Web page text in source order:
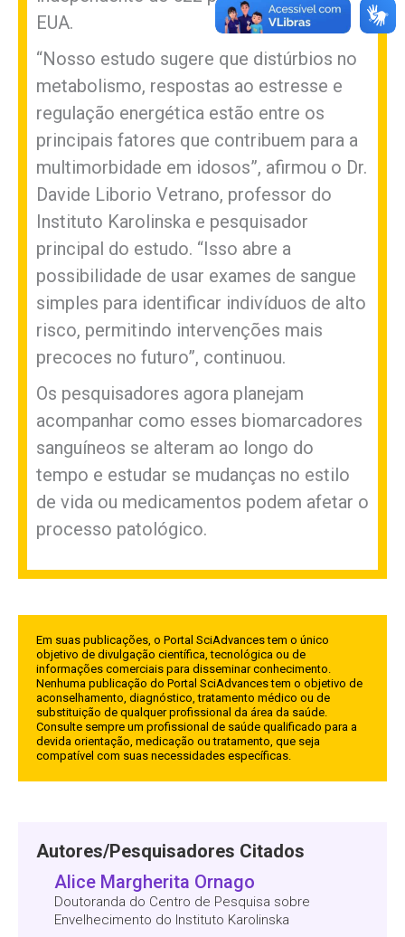
EUA.
“Nosso estudo sugere que distúrbios no
metabolismo, respostas ao estresse e
regulação energética estão entre os
principais fatores que contribuem para a
multimorbidade em idosos”, afirmou o Dr.
Davide Liborio Vetrano, professor do
Instituto Karolinska e pesquisador
principal do estudo. “Isso abre a
possibilidade de usar exames de sangue
simples para identificar indivíduos de alto
risco, permitindo intervenções mais
precoces no futuro”, continuou.
Os pesquisadores agora planejam
acompanhar como esses biomarcadores
sanguíneos se alteram ao longo do
tempo e estudar se mudanças no estilo
de vida ou medicamentos podem afetar o
processo patológico.
Em suas publicações, o Portal SciAdvances tem o único
objetivo de divulgação científica, tecnológica ou de
informações comerciais para disseminar conhecimento.
Nenhuma publicação do Portal SciAdvances tem o objetivo de
aconselhamento, diagnóstico, tratamento médico ou de
substituição de qualquer profissional da área da saúde.
Consulte sempre um profissional de saúde qualificado para a
devida orientação, medicação ou tratamento, que seja
compatível com suas necessidades específicas.
Autores/Pesquisadores Citados
Alice Margherita Ornago
Doutoranda do Centro de Pesquisa sobre
Envelhecimento do Instituto Karolinska